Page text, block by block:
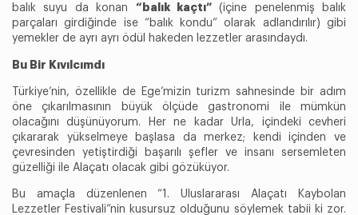
balık suyu da konan “balık kaçtı”(içine penelenmiş balık
parçaları girdiğinde ise “balık kondu” olarak adlandırılır) gibi
yemekler de ayrı ayrı ödül hakeden lezzetler arasındaydı.
Bu Bir Kıvılcımdı
Türkiye’nin, özellikle de Ege’mizin turizm sahnesinde bir adım
öne çıkarılmasının büyük ölçüde gastronomi ile mümkün
olacağını düşünüyorum. Her ne kadar Urla, içindeki cevheri
çıkararak yükselmeye başlasa da merkez; kendi içinden ve
çevresinden yetiştirdiği başarılı şefler ve insanı sersemleten
güzelliği ile Alaçatı olacak gibi gözüküyor.
Bu amaçla düzenlenen “1. Uluslararası Alaçatı Kaybolan
Lezzetler Festivali”nin kusursuz olduğunu söylemek tabii ki zor.